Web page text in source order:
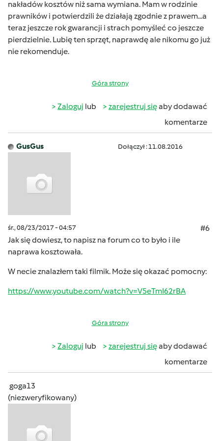
nakładów kosztów niż sama wymiana. Mam w rodzinie
prawników i potwierdzili że działają zgodnie z prawem...a
teraz jeszcze rok gwarancji i strach pomyśleć co jeszcze
pierdzielnie. Lubię ten sprzęt, naprawdę ale nikomu go już
nie rekomenduje.
Góra strony
Zaloguj lub zarejestruj sięaby dodawać
komentarze
GusGus Dołączył : 11.08.2016
śr., 08/23/2017 - 04:57
#6
Jak się dowiesz, to napisz na forum co to było i ile
naprawa kosztowała.
W necie znalazłem taki filmik. Może się okazać pomocny:
https://www.youtube.com/watch?v=V5eTmI62rBA
Góra strony
Zaloguj lub zarejestruj sięaby dodawać
komentarze
goga13
(niezweryfikowany)